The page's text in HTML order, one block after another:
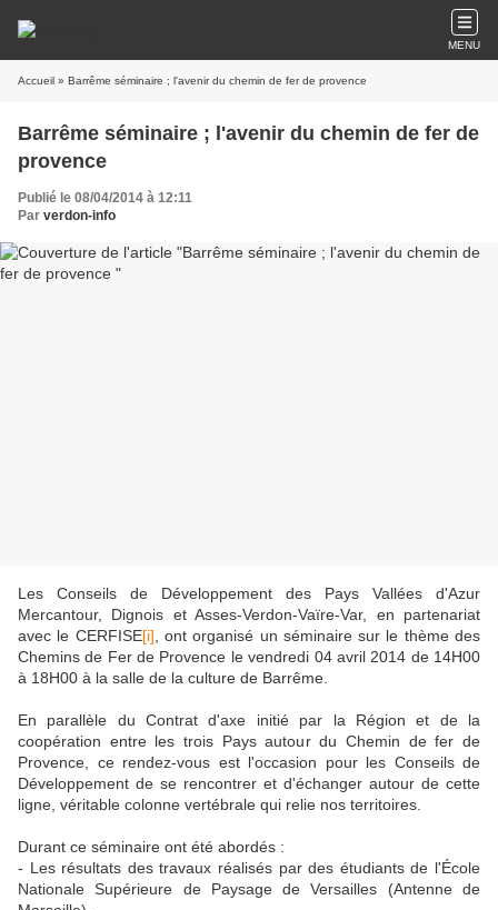
MENU
Accueil » Barrême séminaire ; l'avenir du chemin de fer de provence
Barrême séminaire ; l'avenir du chemin de fer de
provence
Publié le 08/04/2014 à 12:11
Par verdon-info
Les Conseils de Développement des Pays Vallées d'Azur
Mercantour, Dignois et Asses-Verdon-Vaïre-Var, en partenariat
avec le CERFISE[i] , ont organisé un séminaire sur le thème des
Chemins de Fer de Provence le vendredi 04 avril 2014 de 14H00
à 18H00 à la salle de la culture de Barrême.
En parallèle du Contrat d'axe initié par la Région et de la
coopération entre les trois Pays autour du Chemin de fer de
Provence, ce rendez-vous est l'occasion pour les Conseils de
Développement de se rencontrer et d'échanger autour de cette
ligne, véritable colonne vertébrale qui relie nos territoires.
Durant ce séminaire ont été abordés :
- Les résultats des travaux réalisés par des étudiants de l'École
Nationale Supérieure de Paysage de Versailles (Antenne de